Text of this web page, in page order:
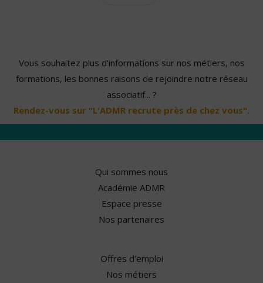
Vous souhaitez plus d'informations sur nos métiers, nos
formations, les bonnes raisons de rejoindre notre réseau
associatif... ?
Rendez-vous sur "L'ADMR recrute près de chez vous".
Qui sommes nous
Académie ADMR
Espace presse
Nos partenaires
Offres d'emploi
Nos métiers